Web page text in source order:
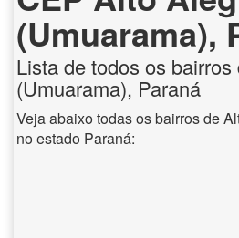
(Umuarama),
Lista de todos os
(Umuarama), Paraná
Veja abaixo todas os bairros de
no estado Paraná: